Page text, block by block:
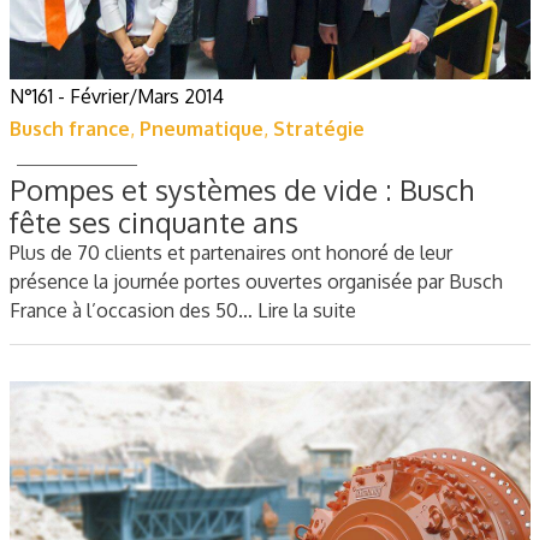
N°161 - Février/Mars 2014
Busch france, Pneumatique, Stratégie
Pompes et systèmes de vide : Busch
fête ses cinquante ans
Plus de 70 clients et partenaires ont honoré de leur
présence la journée portes ouvertes organisée par Busch
France à l’occasion des 50… Lire la suite